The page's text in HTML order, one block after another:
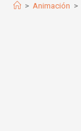
> Animación >